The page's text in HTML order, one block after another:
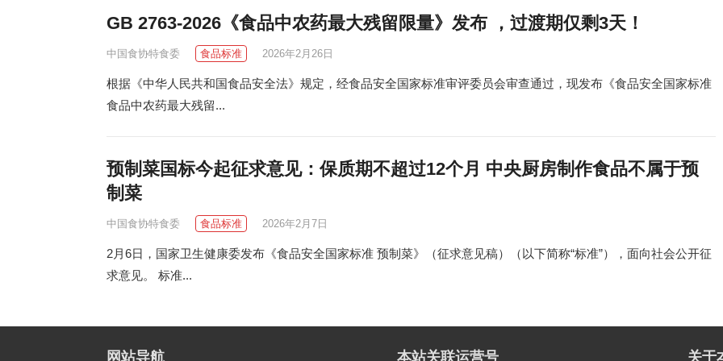
GB 2763-2026《食品中农药最大残留限量》发布 ，过渡期仅剩3天！
中国食协特食委 食品标准 2026年2月26日
根据《中华人民共和国食品安全法》规定，经食品安全国家标准审评委员会审查通过，现发布《食品安全国家标准
食品中农药最大残留...
预制菜国标今起征求意见：保质期不超过12个月 中央厨房制作食品不属于预
制菜
中国食协特食委 食品标准 2026年2月7日
2月6日，国家卫生健康委发布《食品安全国家标准 预制菜》（征求意见稿）（以下简称“标准”），面向社会公开征
求意见。 标准...
网站导航 本站关联运营号 关于